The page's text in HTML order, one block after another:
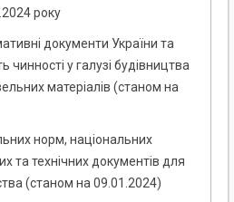
року
документи України та
у галузі будівництва
матеріалів (станом на
норм, національних
та технічних документів для
(станом на 09.01.2024)